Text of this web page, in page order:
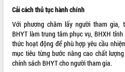
HỆ THỐNG VĂN BẢN
VĂN BẢN HĐND TỈNH
ĐIỂM TIN VĂN BẢN
Cải cách thủ tục hành chính
Với phương châm lấy người tham gia,
BHYT làm trung tâm phục vụ, BHXH
thức hoạt động để phù hợp yêu cầu
mục tiêu từng bước nâng cao chất
chính sách BHYT cho người tham gia.